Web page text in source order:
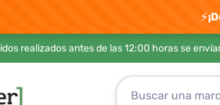
⚡
realizados antes de las 12:00 horas se